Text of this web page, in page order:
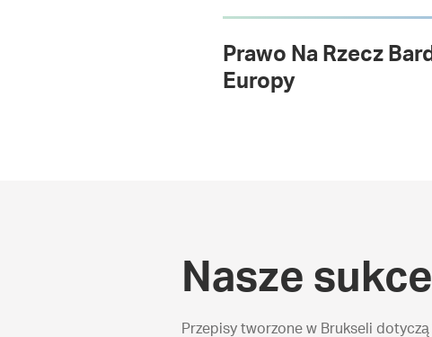
Prawo Na Rzecz
Europy
Nasze
Przepisy tworzone w Brukseli